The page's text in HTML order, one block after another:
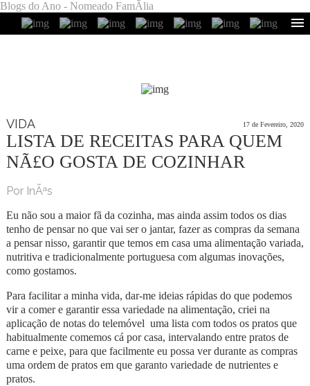
Blogs do Ano - Nomeado FamÃ­lia
VIDA 17 de Fevereiro, 2020
LISTA DE RECEITAS PARA QUEM
NÃ£O GOSTA DE COZINHAR
Por InÃªs
Eu não sou a maior fã da cozinha, mas ainda assim todos os dias
tenho de pensar no que vai ser o jantar, fazer as compras da semana
a pensar nisso, garantir que temos em casa uma alimentação variada,
nutritiva e tradicionalmente portuguesa com algumas inovações,
como gostamos.
Para facilitar a minha vida, dar-me ideias rápidas do que podemos
vir a comer e garantir essa variedade na alimentação, criei na
aplicação de notas do telemóvel uma lista com todos os pratos que
habitualmente comemos cá por casa, intervalando entre pratos de
carne e peixe, para que facilmente eu possa ver durante as compras
uma ordem de pratos em que garanto variedade de nutrientes e
pratos.